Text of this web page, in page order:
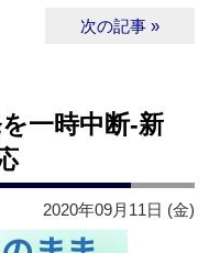
次の記事 »
一時中断‐新
2020年09月11日 (金)